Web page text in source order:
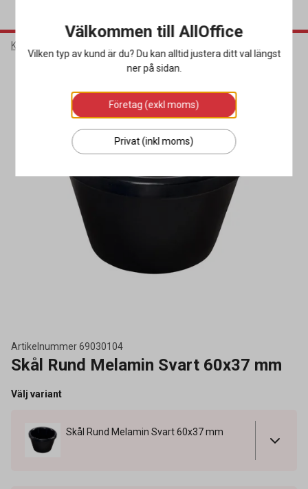
Kök & Servering
Artikelnummer69030104
Skål Rund Melamin Svart 60x37 mm
Välj variant
Skål Rund Melamin Svart 60x37 mm
Välkommen till AllOffice
Vilken typ av kund är du? Du kan alltid justera ditt val längst
ner på sidan.
Företag (exkl moms)
Privat (inkl moms)